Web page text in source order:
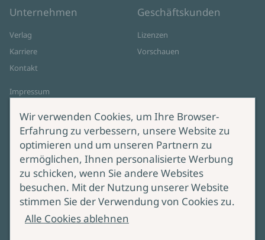
Unternehmen
Verlag
Karriere
Kontakt
Impressum
Cookie-Einstellungen
AGB Online Shop
Geschäftskunden
Lizenzen
Vorschauen
Service
Lieferung & Versand
Produktsicherheit
Bei Fragen zur Produktsicherheit
wenden Sie sich bitte an
Wir verwenden Cookies, um Ihre Browser-
Erfahrung zu verbessern, unsere Website zu
optimieren und um unseren Partnern zu
ermöglichen, Ihnen personalisierte Werbung
zu schicken, wenn Sie andere Websites
besuchen. Mit der Nutzung unserer Website
stimmen Sie der Verwendung von Cookies zu.
Alle Cookies ablehnen